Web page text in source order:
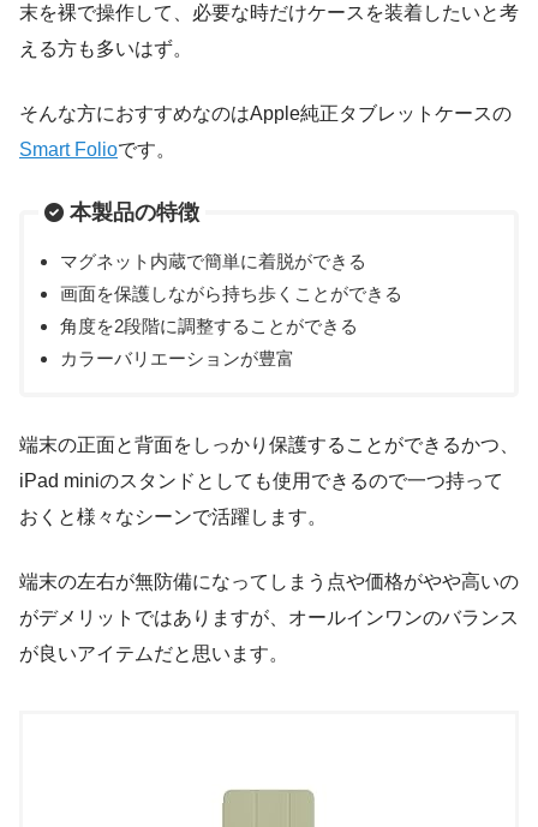
末を裸で操作して、必要な時だけケースを装着したいと考
える方も多いはず。
そんな方におすすめなのはApple純正タブレットケースの
Smart Folioです。
本製品の特徴
マグネット内蔵で簡単に着脱ができる
画面を保護しながら持ち歩くことができる
角度を2段階に調整することができる
カラーバリエーションが豊富
端末の正面と背面をしっかり保護することができるかつ、
iPad miniのスタンドとしても使用できるので一つ持って
おくと様々なシーンで活躍します。
端末の左右が無防備になってしまう点や価格がやや高いの
がデメリットではありますが、オールインワンのバランス
が良いアイテムだと思います。